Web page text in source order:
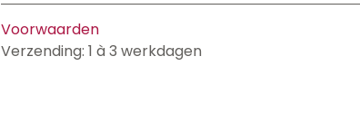
Voorwaarden
Verzending: 1 à 3 werkdagen